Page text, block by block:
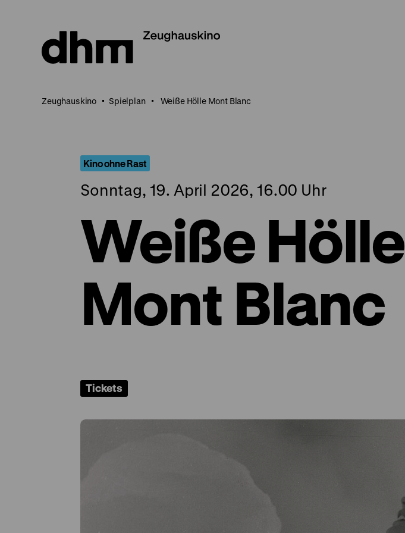
Seiteninhalt
springen
Zeughauskino Spielplan Weiße Hölle Mont Blanc
Kino ohne Rast
Sonntag, 19. April 2026, 16.00 Uhr
Weiße Hölle
Mont Blanc
Tickets